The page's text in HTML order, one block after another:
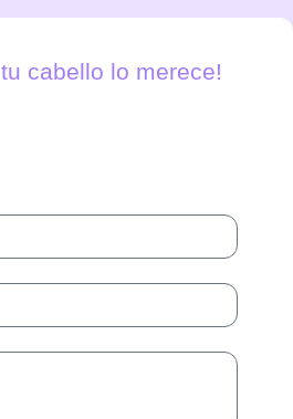
tu cabello lo merece!